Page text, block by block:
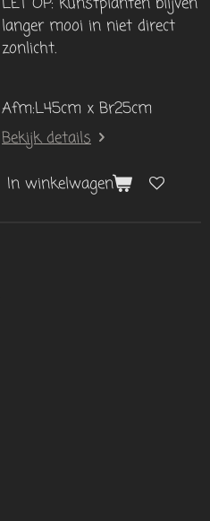
langer mooi in niet direct
zonlicht.
Afm:L45cm x Br25cm
Bekijk details
In winkelwagen